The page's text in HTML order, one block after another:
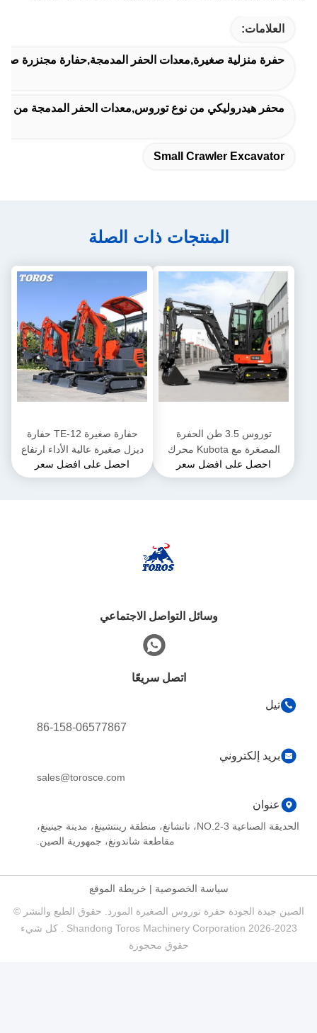
العلامات:
حفرة منزلية صغيرة,معدات الحفر المدمجة,حفارة مجنزرة
محفر هيدروليكي من نوع توروس,معدات الحفر المدمجة من
Small Crawler Excavator
المنتجات ذات الصلة
توروس 3.5 طن الحفرة
المصغرة مع Kubota محرك
الحفرة المجهرية متعددة
الوظائف
احصل على افضل سعر
حفارة صغيرة TE-12 حفارة
ديزل صغيرة عالية الأداء ارتفاع
2285 ملم للأعمال البلدية
احصل على افضل سعر
وسائل التواصل الاجتماعي
اتصل سريعًا
تيل
86-158-06577867
بريد إلكتروني
sales@torosce.com
عنوان
الحديقة الصناعية NO.2-3، نانشانغ، منطقة رينتشينغ، مدينة جينينغ،
مقاطعة شاندونغ، جمهورية الصين.
سياسة الخصوصية|خريطة الموقع
الصين جيدة الجودة حفرة توروس الصغيرة المورد. حقوق الطبع والنشر ©
2023-2026 Shandong Toros Machinery Corporation . كل شيء
حقوق محجوزة